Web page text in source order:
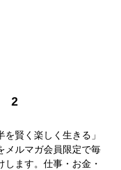
2
しても活動しており、大
活を満喫中。
賢く楽しく生きる」
メルマガ会員限定で毎
ます。仕事・お金・